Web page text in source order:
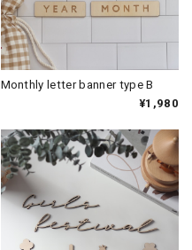
Monthly letter banner type B
¥1,980